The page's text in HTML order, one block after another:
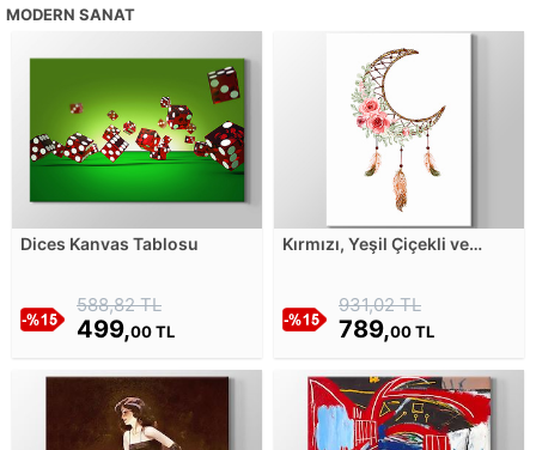
MODERN SANAT
Dices Kanvas Tablosu
588,82 TL
499,00 TL
Kırmızı, Yeşil Çiçekli ve
931,02 TL
789,00 TL